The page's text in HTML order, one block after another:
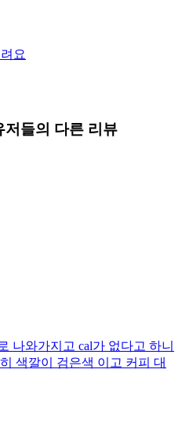
요
저들의 다른 리뷰
나와가지고 cal가 없다고 하니
색깔이 검은색 이고 커피 대